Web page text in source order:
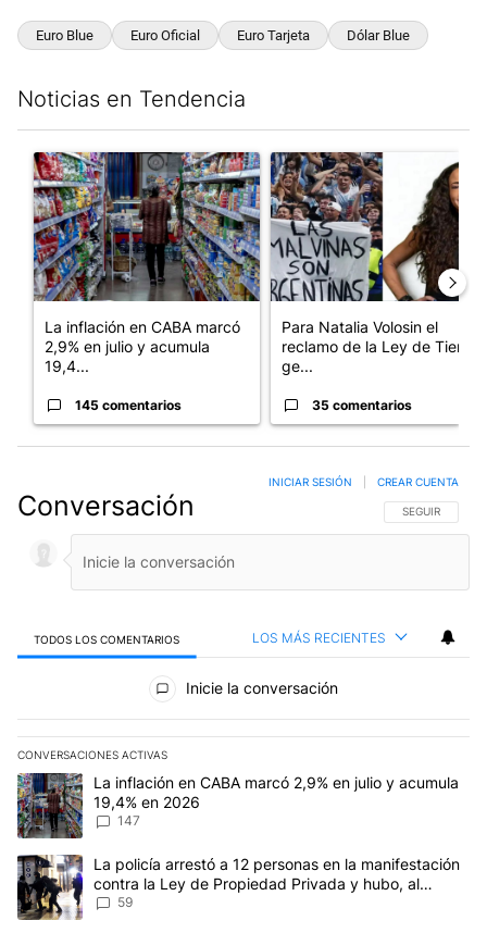
Euro Blue Euro Oficial Euro Tarjeta Dólar Blue
Noticias en Tendencia
Un artículo de tendencia con el título "La inflación en CABA
La inflación en CABA marcó
2,9% en julio y acumula
19,4...
145 comentarios
Un artículo de tendencia con
Para Natalia Volosin el
reclamo de la Ley de Tierras
ge...
35 comentarios
Conversación SIGA ESTA
SEGUIR
INICIAR SESIÓN CREAR CUENTA
TODOS LOS COMENTARIOS LOS MÁS RECIENTES
Todos los comentarios
Inicie la conversación
CONVERSACIONES ACTIVAS
Este listado muestra los artículos con más comentarios en los
Un artículo de tendencia con el título "La inflación en CABA
La inflación en CABA marcó 2,9% en julio y acumula
19,4% en 2026
147
Un artículo de tendencia con el título "La policía arrestó a 12
La policía arrestó a 12 personas en la manifestación
contra la Ley de Propiedad Privada y hubo, al
menos, 3 agentes heridos
59